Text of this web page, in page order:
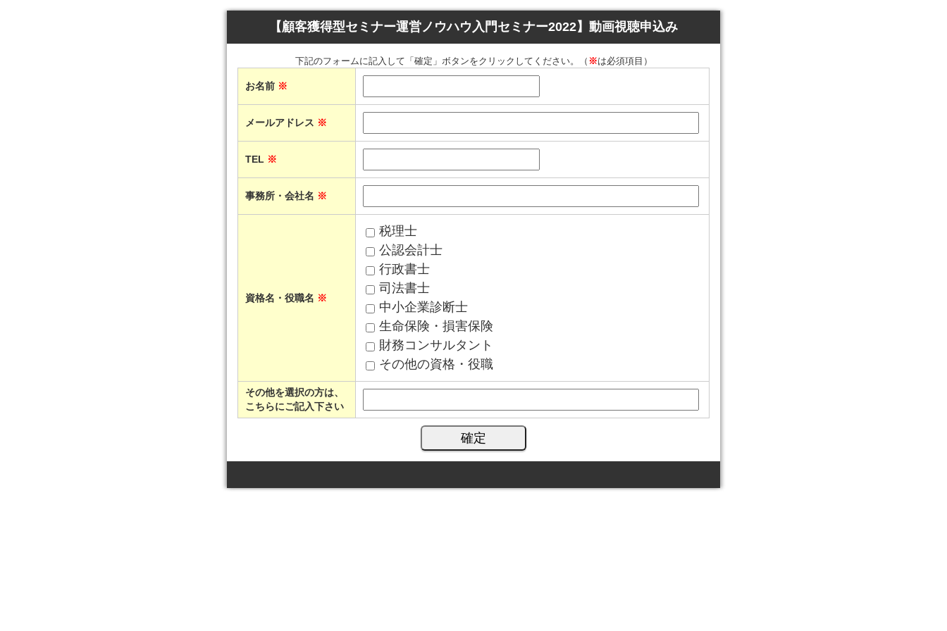
【顧客獲得型セミナー運営ノウハウ入門セミナー2022】動画視聴申込み
下記のフォームに記入して「確定」ボタンをクリックしてください。（ ※は必須項目）
お名前 ※
メールアドレス ※
TEL ※
事務所・会社名 ※
資格名・役職名 ※
税理士
公認会計士
行政書士
司法書士
中小企業診断士
生命保険・損害保険
財務コンサルタント
その他の資格・役職
その他を選択の方は、
こちらにご記入下さい